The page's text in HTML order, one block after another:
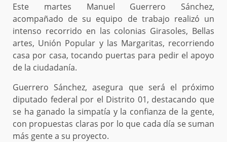
Este martes Manuel Guerrero Sánchez,
acompañado de su equipo de trabajo realizó un
intenso recorrido en las colonias Girasoles, Bellas
artes, Unión Popular y las Margaritas, recorriendo
casa por casa, tocando puertas para pedir el apoyo
de la ciudadanía.
Guerrero Sánchez, asegura que será el próximo
diputado federal por el Distrito 01, destacando que
se ha ganado la simpatía y la confianza de la gente,
con propuestas claras por lo que cada día se suman
más gente a su proyecto.